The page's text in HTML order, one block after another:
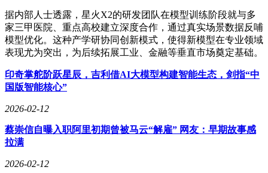
据内部人士透露，星火X2的研发团队在模型训练阶段就与多
家三甲医院、重点高校建立深度合作，通过真实场景数据反哺
模型优化。这种产学研协同创新模式，使得新模型在专业领域
表现尤为突出，为后续拓展工业、金融等垂直市场奠定基础。
印奇掌舵阶跃星辰，吉利借AI大模型构建智能生态，剑指“中
国版智能核心”
2026-02-12
蔡崇信自曝入职阿里初期曾被马云“解雇” 网友：早期故事感
拉满
2026-02-12